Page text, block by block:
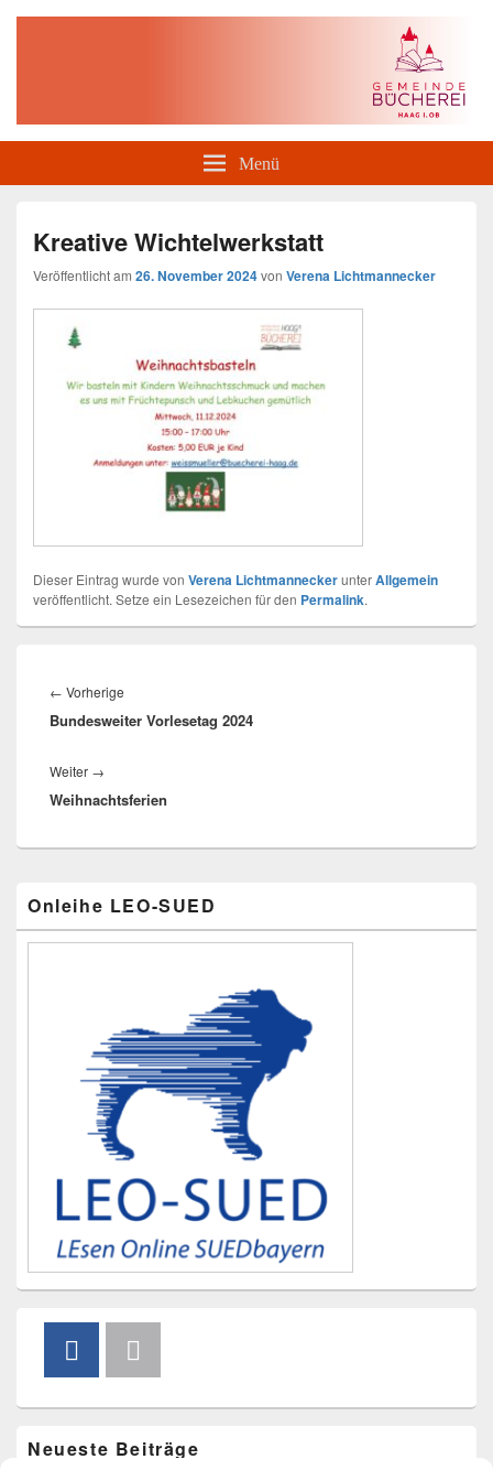
Gemeindebücherei Haag i. OB
Menü
Kreative Wichtelwerkstatt
Veröffentlicht am 26. November 2024von Verena Lichtmannecker
Dieser Eintrag wurde von Verena LichtmanneckerunterAllgemein
veröffentlicht. Setze ein Lesezeichen für den Permalink.
← Vorherige
Beitrag:
Bundesweiter Vorlesetag 2024
Weiter →
Beitrag:
Weihnachtsferien
Seitenleisten-
Widgetbereich
Onleihe LEO-SUED
Neueste Beiträge